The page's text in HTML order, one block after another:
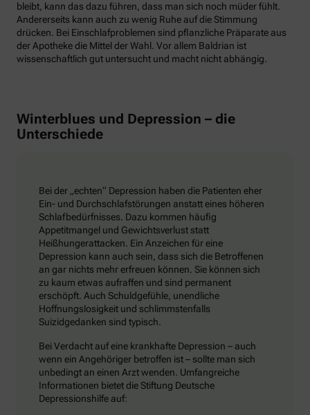
bleibt, kann das dazu führen, dass man sich noch müder fühlt.
Andererseits kann auch zu wenig Ruhe auf die Stimmung
drücken. Bei Einschlafproblemen sind pflanzliche Präparate aus
der Apotheke die Mittel der Wahl. Vor allem Baldrian ist
wissenschaftlich gut untersucht und macht nicht abhängig.
Winterblues und Depression – die
Unterschiede
Bei der „echten“ Depression haben die Patienten eher
Ein- und Durchschlafstörungen anstatt eines höheren
Schlafbedürfnisses. Dazu kommen häufig
Appetitmangel und Gewichtsverlust statt
Heißhungerattacken. Ein Anzeichen für eine
Depression kann auch sein, dass sich die Betroffenen
an gar nichts mehr erfreuen können. Sie können sich
zu kaum etwas aufraffen und sind permanent
erschöpft. Auch Schuldgefühle, unendliche
Hoffnungslosigkeit und schlimmstenfalls
Suizidgedanken sind typisch.
Bei Verdacht auf eine krankhafte Depression – auch
wenn ein Angehöriger betroffen ist – sollte man sich
unbedingt an einen Arzt wenden. Umfangreiche
Informationen bietet die Stiftung Deutsche
Depressionshilfe auf: